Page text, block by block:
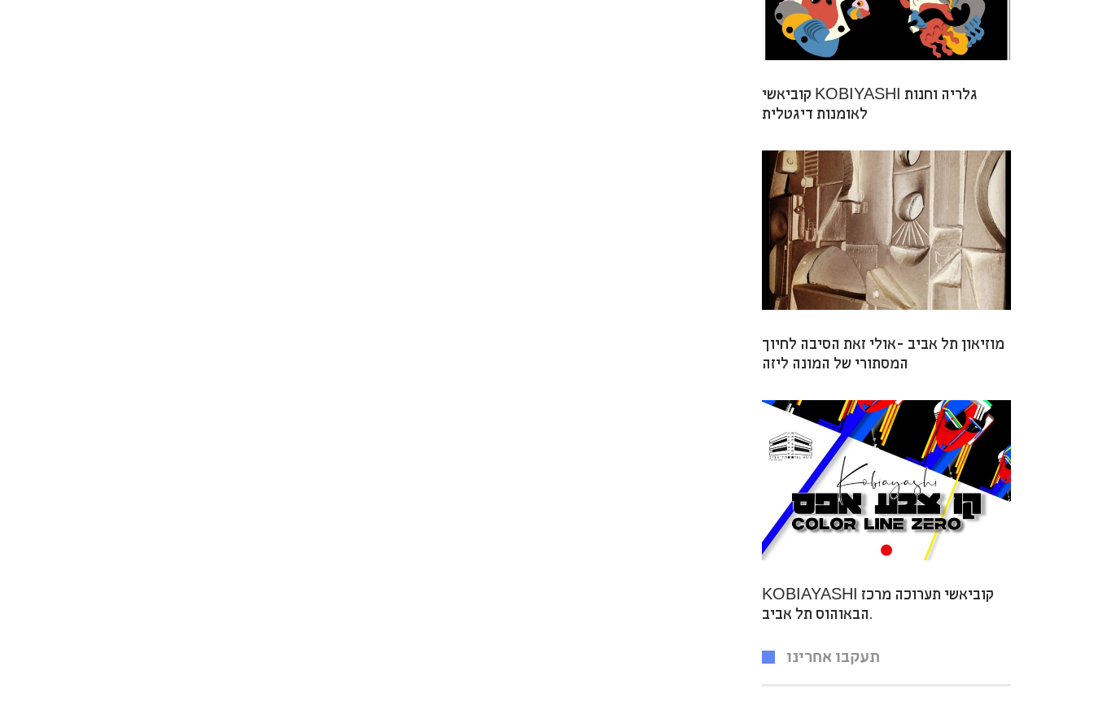
קוביאשי KOBIYASHI גלריה וחנות
לאומנות דיגטלית
מוזיאון תל אביב -אולי זאת הסיבה לחיוך
המסתורי של המונה ליזה
KOBIAYASHI קוביאשי תערוכה מרכז
הבאוהוס תל אביב.
תעקבו אחרינו